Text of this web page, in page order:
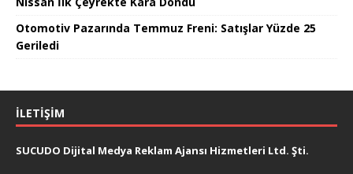
Otomotiv Pazarında Temmuz Freni: Satışlar Yüzde 25
Geriledi
İLETIŞIM
SUCUDO Dijital Medya Reklam Ajansı Hizmetleri Ltd. Şti.